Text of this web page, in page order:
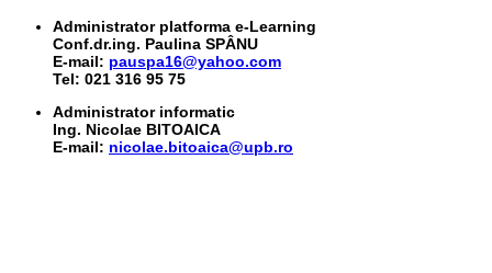
Administrator platforma e-Learning
Conf.dr.ing. Paulina SPÂNU
E-mail: pauspa16@yahoo.com
Tel: 021 316 95 75
Administrator informatic
Ing. Nicolae BITOAICA
E-mail: nicolae.bitoaica@upb.ro